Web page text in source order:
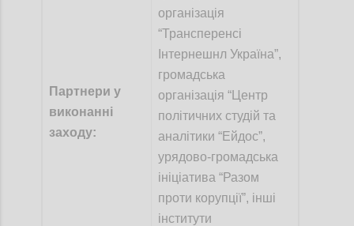
Партнери у
виконанні
заходу:
організація
“Трансперенсі
Інтернешнл Україна”,
громадська
організація “Центр
політичних студій та
аналітики “Ейдосˮ,
урядово-громадська
ініціатива “Разом
проти корупціїˮ, інші
інститути